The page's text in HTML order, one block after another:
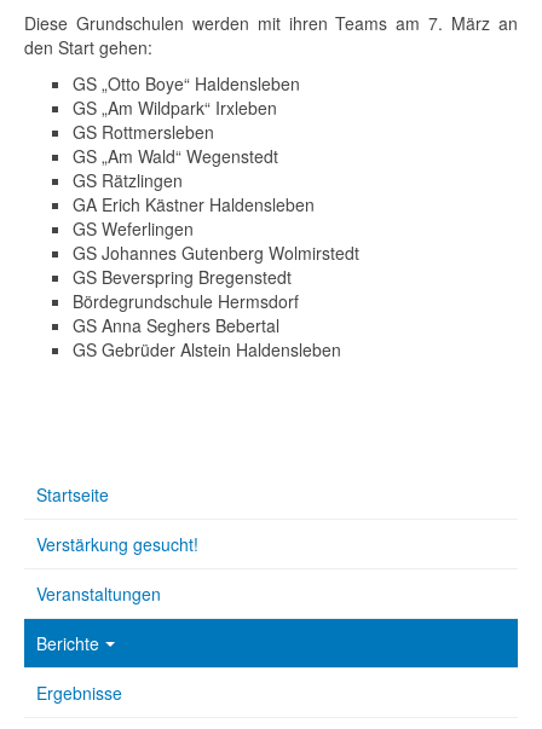
Diese Grundschulen werden mit ihren Teams am 7. März an
den Start gehen:
GS „Otto Boye“ Haldensleben
GS „Am Wildpark“ Irxleben
GS Rottmersleben
GS „Am Wald“ Wegenstedt
GS Rätzlingen
GA Erich Kästner Haldensleben
GS Weferlingen
GS Johannes Gutenberg Wolmirstedt
GS Beverspring Bregenstedt
Bördegrundschule Hermsdorf
GS Anna Seghers Bebertal
GS Gebrüder Alstein Haldensleben
Startseite
Verstärkung gesucht!
Veranstaltungen
Berichte
Ergebnisse